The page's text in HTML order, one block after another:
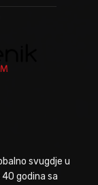
svugdje u
godina sa